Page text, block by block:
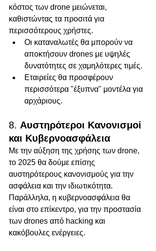
κόστος των drone μειώνεται,
καθιστώντας τα προσιτά για
περισσότερους χρήστες.
Οι καταναλωτές θα μπορούν να
αποκτήσουν drones με υψηλές
δυνατότητες σε χαμηλότερες τιμές.
Εταιρείες θα προσφέρουν
περισσότερα "έξυπνα" μοντέλα για
αρχάριους.
8. Αυστηρότεροι Κανονισμοί
και Κυβερνοασφάλεια
Με την αύξηση της χρήσης των drone,
το 2025 θα δούμε επίσης
αυστηρότερους κανονισμούς για την
ασφάλεια και την ιδιωτικότητα.
Παράλληλα, η κυβερνοασφάλεια θα
είναι στο επίκεντρο, για την προστασία
των drones από hacking και
κακόβουλες ενέργειες.